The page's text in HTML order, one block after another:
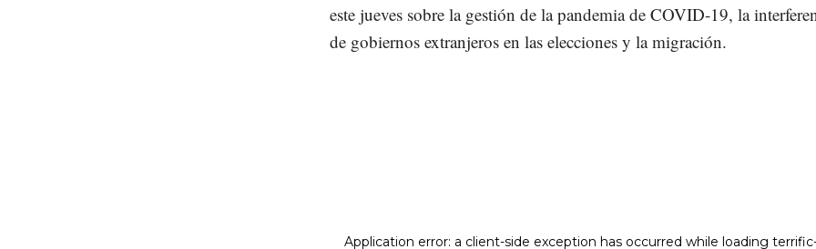
este jueves sobre la gestión de la pandemia de COVID-19, la
de gobiernos extranjeros en las elecciones y la migración.